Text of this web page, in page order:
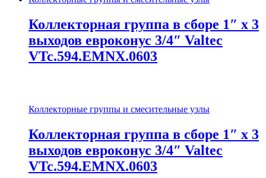
Коллекторная группа в сборе 1″ x 3
выходов евроконус 3/4″ Valtec
VTc.594.EMNX.0603
Коллекторные группы и смесительные узлы
Коллекторная группа в сборе 1″ x 3
выходов евроконус 3/4″ Valtec
VTc.594.EMNX.0603